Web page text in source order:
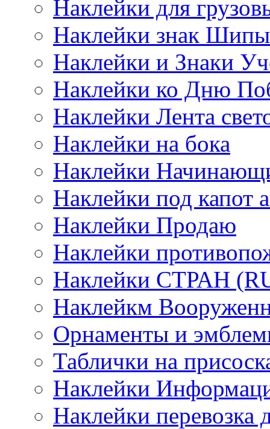
Наклейки для
Наклейки знак Шипы
Наклейки и Знаки
Наклейки ко Дню
Наклейки Лента
Наклейки на бока
Наклейки
Наклейки под капот
Наклейки Продаю
Наклейки
Наклейки СТРАН
Наклейкм
Орнаменты и
Таблички на
Наклейки
Наклейки перевозка